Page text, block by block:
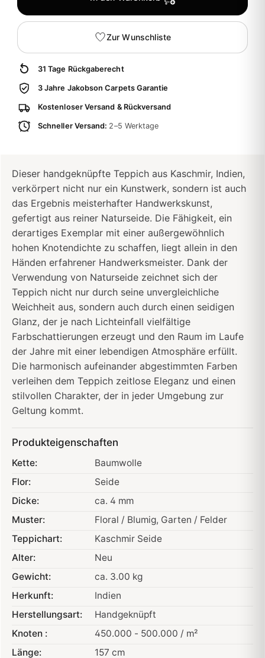
Zur Wunschliste
31 Tage Rückgaberecht
3 Jahre Jakobson Carpets Garantie
Kostenloser Versand & Rückversand
Schneller Versand: 2–5 Werktage
Dieser handgeknüpfte Teppich aus Kaschmir, Indien,
verkörpert nicht nur ein Kunstwerk, sondern ist auch
das Ergebnis meisterhafter Handwerkskunst,
gefertigt aus reiner Naturseide. Die Fähigkeit, ein
derartiges Exemplar mit einer außergewöhnlich
hohen Knotendichte zu schaffen, liegt allein in den
Händen erfahrener Handwerksmeister. Dank der
Verwendung von Naturseide zeichnet sich der
Teppich nicht nur durch seine unvergleichliche
Weichheit aus, sondern auch durch einen seidigen
Glanz, der je nach Lichteinfall vielfältige
Farbschattierungen erzeugt und den Raum im Laufe
der Jahre mit einer lebendigen Atmosphäre erfüllt.
Die harmonisch aufeinander abgestimmten Farben
verleihen dem Teppich zeitlose Eleganz und einen
stilvollen Charakter, der in jeder Umgebung zur
Geltung kommt.
Produkteigenschaften
Kette:
Baumwolle
Flor:
Seide
Dicke:
ca. 4 mm
Muster:
Floral / Blumig, Garten / Felder
Teppichart:
Kaschmir Seide
Alter:
Neu
Gewicht:
ca. 3.00 kg
Herkunft:
Indien
Herstellungsart:
Handgeknüpft
Knoten :
450.000 - 500.000 / m²
Länge:
157 cm